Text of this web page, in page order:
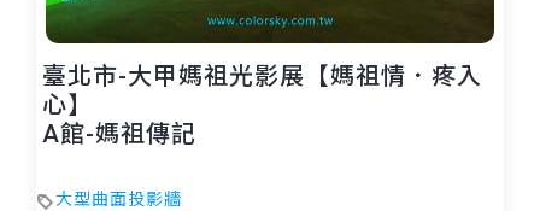
臺北市-大甲媽祖光影展【媽祖情．疼入
心】
A館-媽祖傳記
大型曲面投影牆